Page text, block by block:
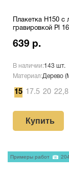
Плакетка H150 с
гравировкой Pl
639 р.
В наличии:143 шт.
Материал:Дерево
15 17.5 20 22,8
Купить
Примеры работ 204